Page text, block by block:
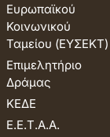
Ευρωπαϊκού
Κοινωνικού
Ταμείου (ΕΥΣΕΚΤ)
Επιμελητήριο
Δράμας
ΚΕΔΕ
Ε.Ε.Τ.Α.Α.